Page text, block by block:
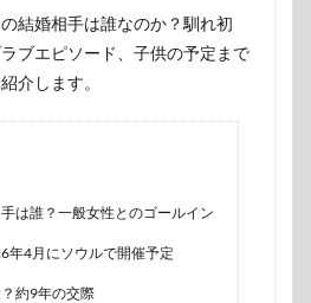
結婚相手は誰なのか？馴れ初
ブエピソード、子供の予定まで
介します。
は誰？一般女性とのゴールイン
年4月にソウルで開催予定
約9年の交際